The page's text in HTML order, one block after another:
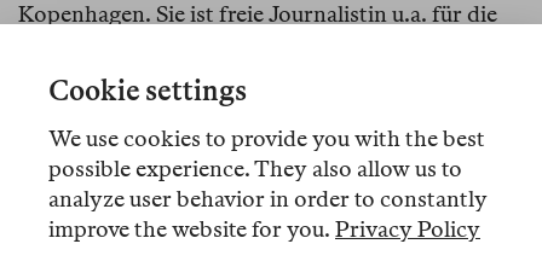
Kopenhagen. Sie ist freie Journalistin u.a. für die
Sonntagszeitung . 2020 veröffentlichte sie
gemeinsam mit Helene von Schwichow den Band
Ruhrtopienüber das Ende des Industriezeitalters
im Ruhrgebiet.
Cookie settings
We use cookies to provide you with the best
possible experience. They also allow us to
analyze user behavior in order to constantly
improve the website for you. Privacy Policy